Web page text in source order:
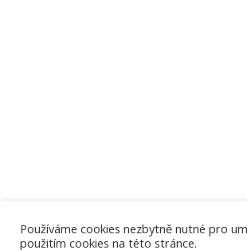
Používáme cookies nezbytně nutné pro
použitím cookies na této stránce.